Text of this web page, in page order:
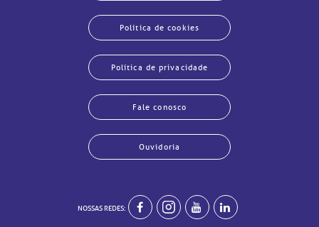
Política de cookies
Política de privacidade
Fale conosco
Ouvidoria
NOSSAS REDES: